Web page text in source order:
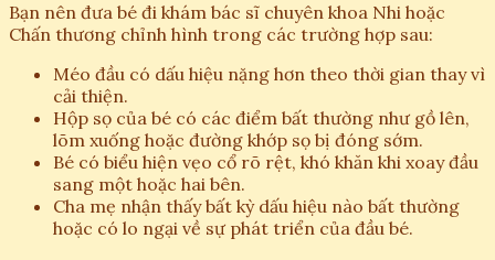
Bạn nên đưa bé đi khám bác sĩ chuyên khoa Nhi hoặc
Chấn thương chỉnh hình trong các trường hợp sau:
Méo đầu có dấu hiệu nặng hơn theo thời gian thay vì
cải thiện.
Hộp sọ của bé có các điểm bất thường như gồ lên,
lõm xuống hoặc đường khớp sọ bị đóng sớm.
Bé có biểu hiện vẹo cổ rõ rệt, khó khăn khi xoay đầu
sang một hoặc hai bên.
Cha mẹ nhận thấy bất kỳ dấu hiệu nào bất thường
hoặc có lo ngại về sự phát triển của đầu bé.